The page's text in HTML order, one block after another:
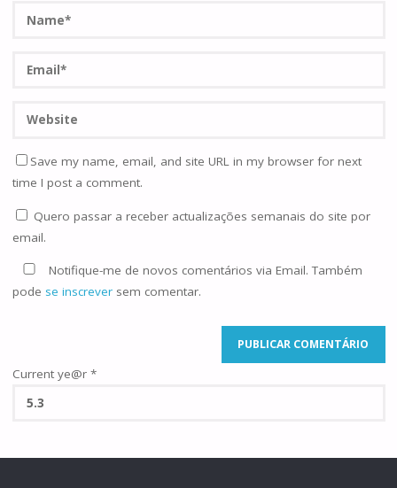
Save my name, email, and site URL in my browser for next
time I post a comment.
Quero passar a receber actualizações semanais do site por
email.
Notifique-me de novos comentários via Email. Também
pode se inscreversem comentar.
Current ye@r *